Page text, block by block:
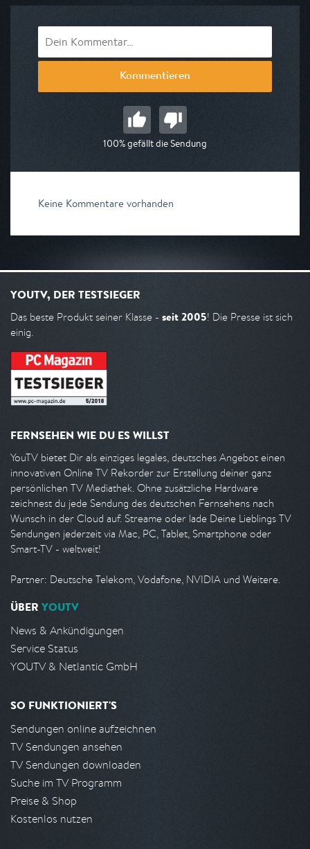
Kommentieren
100% gefällt die Sendung
Keine Kommentare vorhanden
YOUTV, DER TESTSIEGER
Das beste Produkt seiner Klasse - seit 2005! Die Presse ist sich
einig.
FERNSEHEN WIE DU ES WILLST
YouTV bietet Dir als einziges legales, deutsches Angebot einen
innovativen Online TV Rekorder zur Erstellung deiner ganz
persönlichen TV Mediathek. Ohne zusätzliche Hardware
zeichnest du jede Sendung des deutschen Fernsehens nach
Wunsch in der Cloud auf. Streame oder lade Deine Lieblings TV
Sendungen jederzeit via Mac, PC, Tablet, Smartphone oder
Smart-TV - weltweit!
Partner: Deutsche Telekom, Vodafone, NVIDIA und Weitere.
ÜBER YOUTV
News & Ankündigungen
Service Status
YOUTV & Netlantic GmbH
SO FUNKTIONIERT'S
Sendungen online aufzeichnen
TV Sendungen ansehen
TV Sendungen downloaden
Suche im TV Programm
Preise & Shop
Kostenlos nutzen